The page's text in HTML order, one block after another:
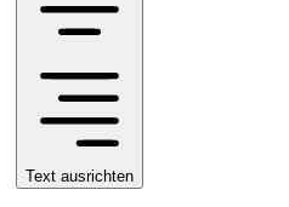
Text ausrichten